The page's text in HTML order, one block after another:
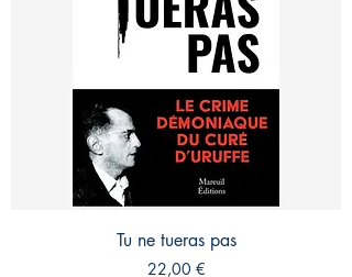
Tu ne tueras pas
Prix
22,00 €